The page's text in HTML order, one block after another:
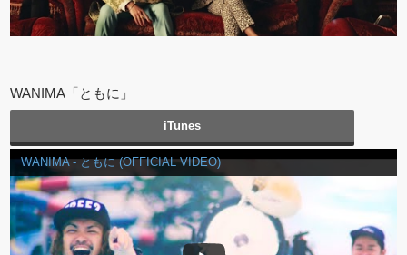
WANIMA「ともに」
iTunes
WANIMA - ともに (OFFICIAL VIDEO)